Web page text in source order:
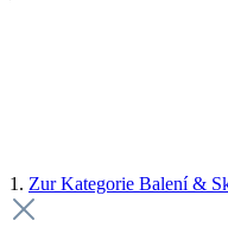
1. Zur Kategorie Balení &